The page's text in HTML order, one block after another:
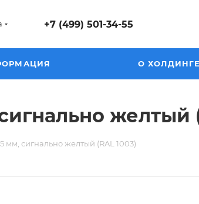
+7 (499) 501-34-55
О ХОЛДИНГЕ
желтый
мм, сигнально желтый (RAL 1003)